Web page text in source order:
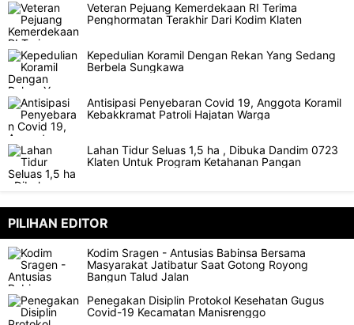
Veteran Pejuang Kemerdekaan RI Terima
Penghormatan Terakhir Dari Kodim Klaten
Kepedulian Koramil Dengan Rekan Yang Sedang
Berbela Sungkawa
Antisipasi Penyebaran Covid 19, Anggota Koramil
Kebakkramat Patroli Hajatan Warga
Lahan Tidur Seluas 1,5 ha , Dibuka Dandim 0723
Klaten Untuk Program Ketahanan Pangan
PILIHAN EDITOR
Kodim Sragen - Antusias Babinsa Bersama
Masyarakat Jatibatur Saat Gotong Royong
Bangun Talud Jalan
Penegakan Disiplin Protokol Kesehatan Gugus
Covid-19 Kecamatan Manisrenggo